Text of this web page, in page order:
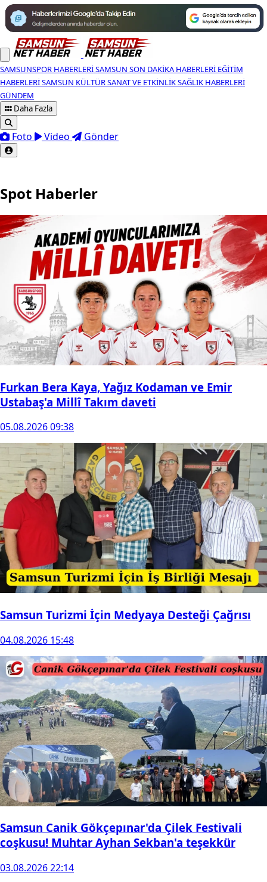
SAMSUNSPOR HABERLERISAMSUN SON DAKIKA HABERLERI EĞITIM
HABERLERISAMSUN KÜLTÜR SANAT VE ETKINLIKSAĞLIK HABERLERI
GÜNDEM
Daha Fazla
Foto Video Gönder
Spot Haberler
Furkan Bera Kaya, Yağız Kodaman ve Emir
Ustabaş'a Millî Takım daveti
05.08.2026 09:38
Samsun Turizmi İçin Medyaya Desteği Çağrısı
04.08.2026 15:48
Samsun Canik Gökçepınar'da Çilek Festivali
coşkusu! Muhtar Ayhan Sekban'a teşekkür
03.08.2026 22:14